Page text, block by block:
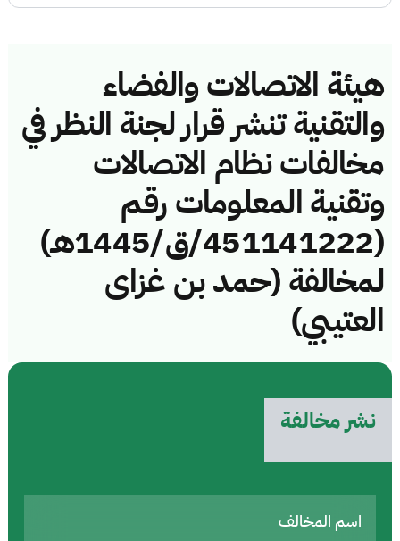
هيئة الاتصالات والفضاء
والتقنية تنشر قرار لجنة النظر في
مخالفات نظام الاتصالات
وتقنية المعلومات رقم
(451141222/ق/1445هـ)
لمخالفة (حمد بن غزاى
العتيبي)
نشر مخالفة
اسم المخالف